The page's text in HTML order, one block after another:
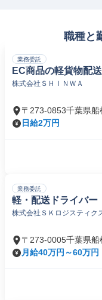
職種と
業務委託
EC商品の軽貨物配
株式会社ＳＨＩＮＷＡ
〒273-0853千葉県船
日給2万円
業務委託
軽・配送ドライバー
株式会社ＳＫロジスティク
〒273-0005千葉県船
月給40万円～60万円